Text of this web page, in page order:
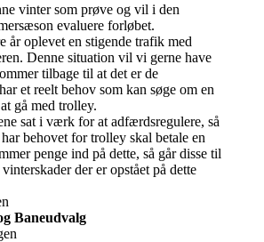
vinter som prøve og vil i den
evaluere forløbet.
år oplevet en stigende trafik med
Denne situation vil vi gerne have
tilbage til at det er de
et reelt behov som kan søge om en
gå med trolley.
sat i værk for at adfærdsregulere, så
behovet for trolley skal betale en
penge ind på dette, så går disse til
der er opstået på dette
Baneudvalg